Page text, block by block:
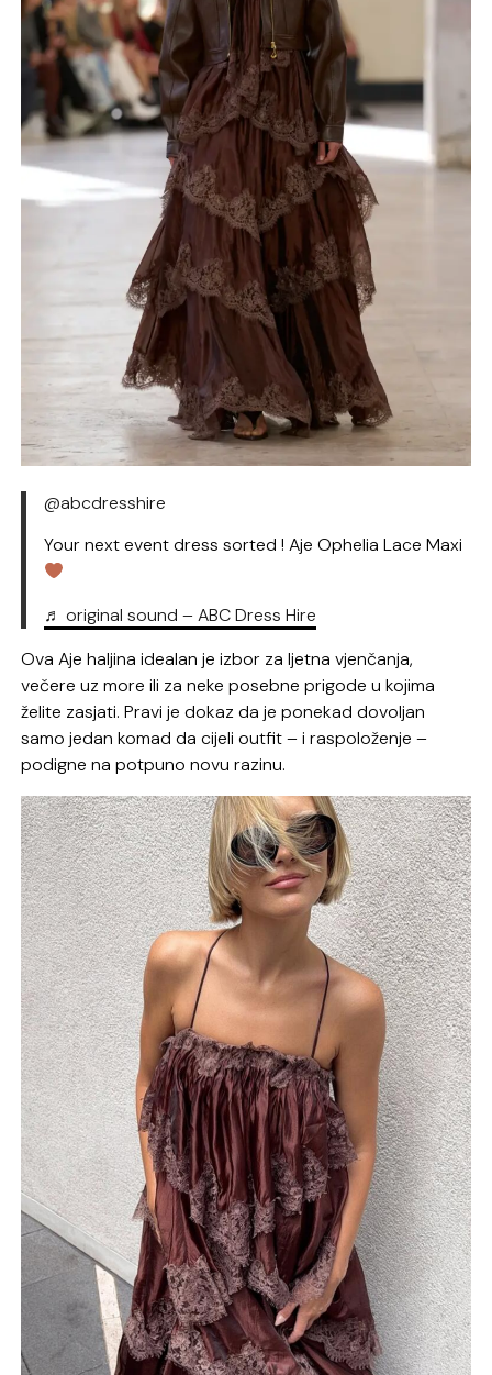
@abcdresshire
Your next event dress sorted ! Aje Ophelia Lace Maxi
♬ original sound – ABC Dress Hire
Ova Aje haljina idealan je izbor za ljetna vjenčanja,
večere uz more ili za neke posebne prigode u kojima
želite zasjati. Pravi je dokaz da je ponekad dovoljan
samo jedan komad da cijeli outfit – i raspoloženje –
podigne na potpuno novu razinu.